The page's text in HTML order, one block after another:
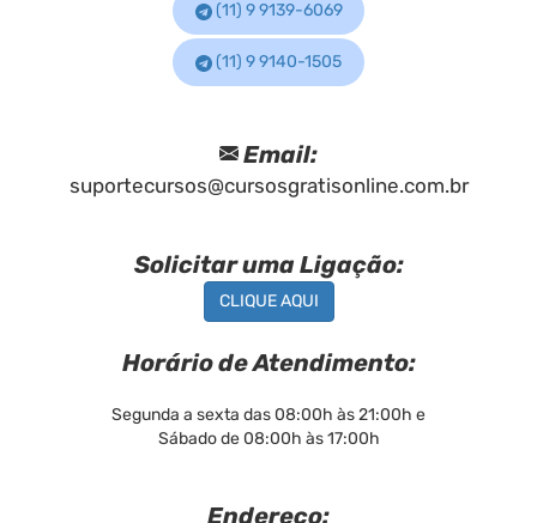
(11) 9 9139-6069
(11) 9 9140-1505
Email:
suportecursos@cursosgratisonline.com.br
Solicitar uma Ligação:
CLIQUE AQUI
Horário de Atendimento:
Segunda a sexta das 08:00h às 21:00h e
Sábado de 08:00h às 17:00h
Endereço: